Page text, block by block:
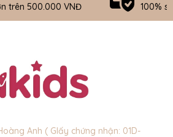
trên 500.000 VNĐ 100%
Anh ( GIấy chứng nhận: 01D-